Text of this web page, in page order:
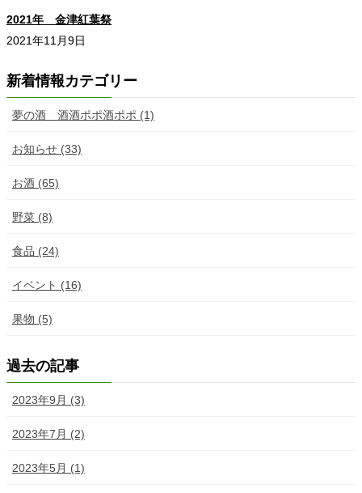
2021年 金津紅葉祭
2021年11月9日
新着情報カテゴリー
夢の酒 酒酒ポポ酒ポポ (1)
お知らせ (33)
お酒 (65)
野菜 (8)
食品 (24)
イベント (16)
果物 (5)
過去の記事
2023年9月 (3)
2023年7月 (2)
2023年5月 (1)